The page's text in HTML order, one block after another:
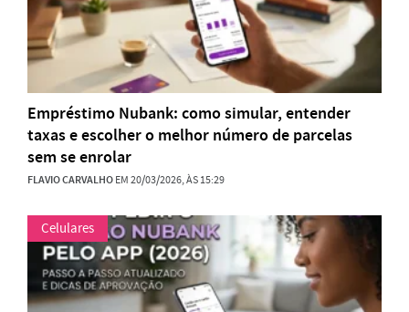
Empréstimo Nubank: como simular, entender
taxas e escolher o melhor número de parcelas
sem se enrolar
FLAVIO CARVALHOEM 20/03/2026, ÀS 15:29
Celulares